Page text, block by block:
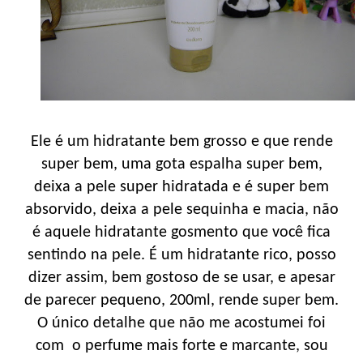
Ele é um hidratante bem grosso e que rende
super bem, uma gota espalha super bem,
deixa a pele super hidratada e é super bem
absorvido, deixa a pele sequinha e macia, não
é aquele hidratante gosmento que você fica
sentindo na pele. É um hidratante rico, posso
dizer assim, bem gostoso de se usar, e apesar
de parecer pequeno, 200ml, rende super bem.
O único detalhe que não me acostumei foi
com o perfume mais forte e marcante, sou